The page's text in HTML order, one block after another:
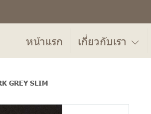
หน้าแรก เกี่ยวกับเรา
GREY SLIM